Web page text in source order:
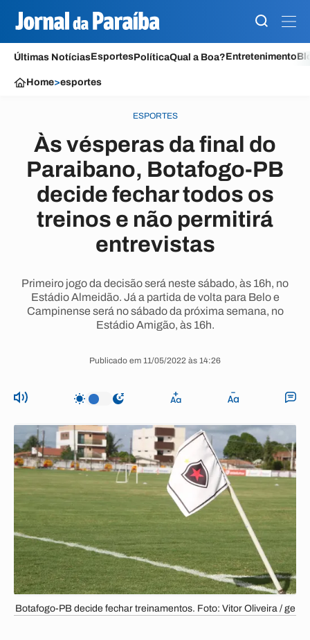
Últimas NotíciasEsportesPolíticaQual a Boa?Entretenimento
Home>esportes
ESPORTES
Às vésperas da final do
Paraibano, Botafogo-PB
decide fechar todos os
treinos e não permitirá
entrevistas
Primeiro jogo da decisão será neste sábado, às 16h, no
Estádio Almeidão. Já a partida de volta para Belo e
Campinense será no sábado da próxima semana, no
Estádio Amigão, às 16h.
Publicado em 11/05/2022 às 14:26
Botafogo-PB decide fechar treinamentos. Foto: Vitor Oliveira / ge